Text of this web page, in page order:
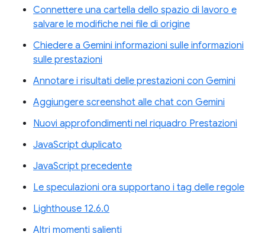
Connettere una cartella dello spazio di lavoro e
salvare le modifiche nei file di origine
Chiedere a Gemini informazioni sulle informazioni
sulle prestazioni
Annotare i risultati delle prestazioni con Gemini
Aggiungere screenshot alle chat con Gemini
Nuovi approfondimenti nel riquadro Prestazioni
JavaScript duplicato
JavaScript precedente
Le speculazioni ora supportano i tag delle regole
Lighthouse 12.6.0
Altri momenti salienti